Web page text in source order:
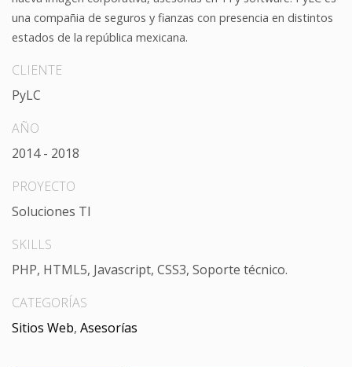
una compañia de seguros y fianzas con presencia en distintos
estados de la república mexicana.
CLIENTE
PyLC
AÑO
2014 - 2018
PROYECTO
Soluciones TI
SKILLS
PHP, HTML5, Javascript, CSS3, Soporte técnico.
CATEGORÍAS
Sitios Web, Asesorías